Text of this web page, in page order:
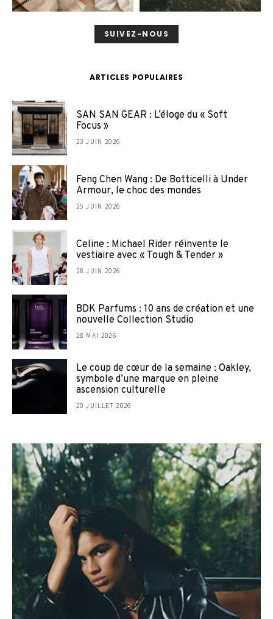
SUIVEZ-NOUS
ARTICLES POPULAIRES
SAN SAN GEAR : L’éloge du « Soft
Focus »
23 JUIN 2026
Feng Chen Wang : De Botticelli à Under
Armour, le choc des mondes
25 JUIN 2026
Celine : Michael Rider réinvente le
vestiaire avec « Tough & Tender »
28 JUIN 2026
BDK Parfums : 10 ans de création et une
nouvelle Collection Studio
28 MAI 2026
Le coup de cœur de la semaine : Oakley,
symbole d’une marque en pleine
ascension culturelle
20 JUILLET 2026